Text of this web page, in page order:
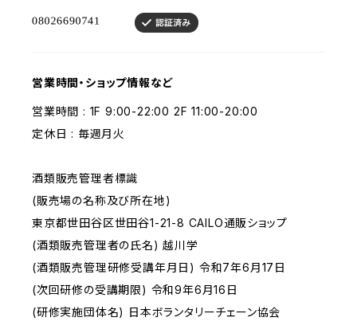
営業時間・ショップ情報など
営業時間 : 1F 9:00-22:00 2F 11:00-20:00
定休日 : 毎週月火
酒類販売管理者標識
(販売場の名称及び所在地)
東京都世田谷区世田谷1-21-8 CAILO通販ショップ
(酒類販売管理者の氏名) 越川学
(酒類販売管理研修受講年月日) 令和7年6月17日
(次回研修の受講期限) 令和9年6月16日
(研修実施団体名) 日本ボランタリーチェーン協会